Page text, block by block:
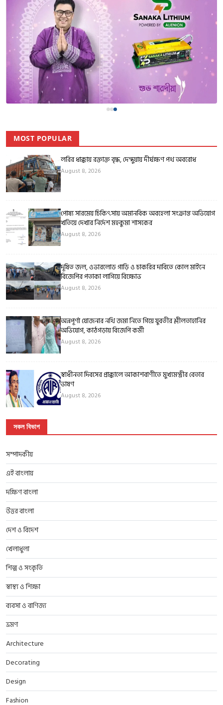
MOST POPULAR
লরির ধাক্কায় রক্তাক্ত বৃদ্ধ, দেন্দুয়ায় দীর্ঘক্ষণ পথ অবরোধ
August 8, 2026
পোষ্য সারমেয় চিকিৎসায় অমানবিক অবহেলা সংক্রান্ত অভিযোগ
খতিয়ে দেখার নির্দেশ মহকুমা শাসকের
August 8, 2026
দূষিত জল, ওভারলোড গাড়ি ও চাকরির দাবিতে কোল মাইনে
বিজেপির পতাকা লাগিয়ে বিক্ষোভ
August 8, 2026
অন্নপূর্ণা যোজনার নথি জমা নিতে গিয়ে যুবতীর শ্লীলতাহানির
অভিযোগ, কাঠগড়ায় বিজেপি কর্মী
August 8, 2026
স্বাধীনতা দিবসের প্রাক্কালে আকাশবাণীতে মুখ্যমন্ত্রীর বেতার
ভাষণ
August 8, 2026
সকল বিভাগ
সম্পাদকীয়
এই বাংলায়
দক্ষিণ বাংলা
উত্তর বাংলা
দেশ ও বিদেশ
খেলাধুলা
শিল্প ও সংকৃতি
স্বাস্থ্য ও শিক্ষা
ব্যবসা ও বাণিজ্য
ভ্রমণ
Architecture
Decorating
Design
Fashion